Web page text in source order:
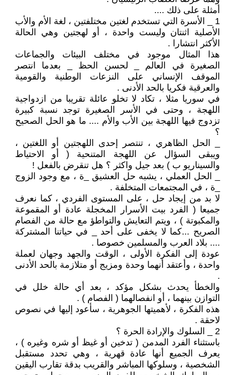
أمثلة على ذلك ....
1 _ الأسرة التي تستخدم لغتين مختلفتين ، لغة الأم والأب
الأصلية اثنتان وليست واحدة ، أو لهجتين وهي الحالة
الأكثر انتشارا .
هذا المثال موجود في مختلف البيئات والجماعات
الصغيرة في العالم _ لحسن الحظ _ بعدما انتصر
الموقف الإنساني على النزعات الوطنية والقومية
والعرقية فكريا بالحد الأدنى .
في سوريا مثلا ، تكاد لا تخلو عائلة تقريبا من ازدواجية
اللهجة ، وحتى في الأسر الصغيرة توجد نسبة كبيرة
تزدوج فيها اللهجة بين الأب والأم .... ما هو الحل الصحيح
؟
_ الحل الظاهري ، تنتصر إحدى اللهجتين أو اللغتين ،
ويبقى السؤال عن اللهجة المتنحية ( أو الاحتياط
والسيناريو ب ) بعد جيل واكثر ؟ هل تنقرض بالفعل !
_ الحل العملي ، يشبه حل العشيق _ة ، مع وجود الزوج
_ة ، في المجتمعات المتخلفة .
لا بد من إيجاد حل ، على المستوى الفردي ، كما نعرف
جميعا ( الفرد بيت الأسرار المخجلة عادة أو المقموعة
والمكبوتة ) ، ويتم التعايش والتواطؤ مع حالة من الفصام
الصريح ...كما لا يخفى على أحد _ في حياتنا المشتركة
.... بلاد العرب والمسلمين خصوصا .
عودة إلى الفكرة الأولى ، الوقت والجهد وجهان لعملة
واحدة ، وأعتقد أنهما وحدة ومزيج أو متلازمة بالحد الأدنى
.
والخطأ يحدث بشكل مؤكد ، بعد أي حالة خلل في
التوازن بينهما ، أو انفصالهما ( الفصام ) .
هذه الفكرة ، لأهميتها الجوهرية ، سأعود إليها في نصوص
لاحقة .
2 _ السلوك والإرادة الحرة ؟
باستثناء الفرد المدمن ( تدخين أو غيظ أو شره وغيره ) ،
يعرف الجميع أنها عادة قهرية ، وهي تحدد مستقبل
الشخصية ، وسلوكها المباشر والقريب بدقة تقارب اليقين